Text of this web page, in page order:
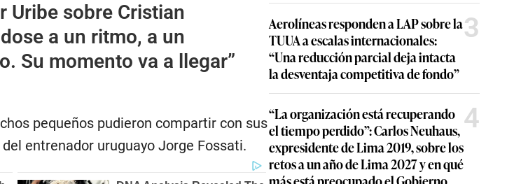
Uribe sobre Cristian
a un ritmo, a un
Su momento va a llegar”
pequeños pudieron compartir con sus
entrenador uruguayo Jorge Fossati.
Aerolíneas responden a LAP sobre la
TUUA a escalas internacionales:
“Una reducción parcial deja intacta
la desventaja competitiva de fondo”
3
“La organización está recuperando
el tiempo perdido”: Carlos Neuhaus,
expresidente de Lima 2019, sobre los
retos a un año de Lima 2027 y en qué
4